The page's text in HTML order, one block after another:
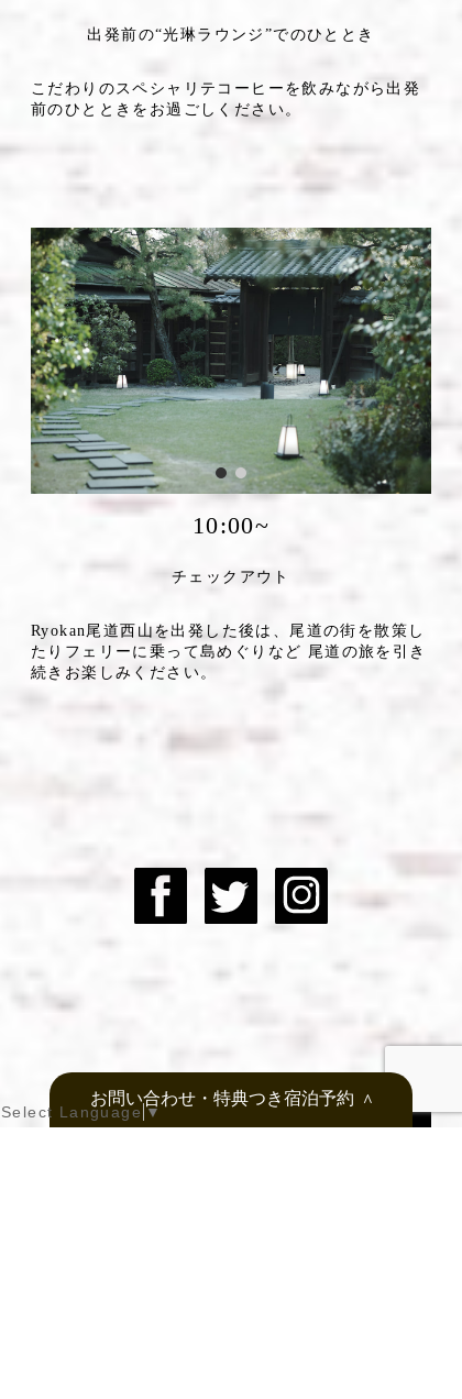
出発前の“光琳ラウンジ”でのひととき
こだわりのスペシャリテコーヒーを飲みながら出発
前のひとときをお過ごしください。
10:00~
チェックアウト
Ryokan尾道西山を出発した後は、尾道の街を散策し
たりフェリーに乗って島めぐりなど 尾道の旅を引き
続きお楽しみください。
お問い合わせ・特典つき宿泊予約 ＞
Select Language ▼